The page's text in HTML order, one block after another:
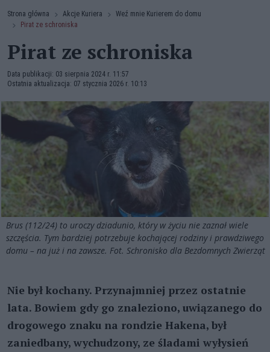
Strona główna Akcje Kuriera
Weź mnie Kurierem do domu
Pirat ze schroniska
Pirat ze schroniska
Data publikacji: 03 sierpnia 2024 r. 11:57
Ostatnia aktualizacja: 07 stycznia 2026 r. 10:13
Brus (112/24) to uroczy dziadunio, który w życiu nie zaznał wiele
szczęścia. Tym bardziej potrzebuje kochającej rodziny i prawdziwego
domu – na już i na zawsze. Fot. Schronisko dla Bezdomnych Zwierząt
Nie był kochany. Przynajmniej przez ostatnie
lata. Bowiem gdy go znaleziono, uwiązanego do
drogowego znaku na rondzie Hakena, był
zaniedbany, wychudzony, ze śladami wyłysień